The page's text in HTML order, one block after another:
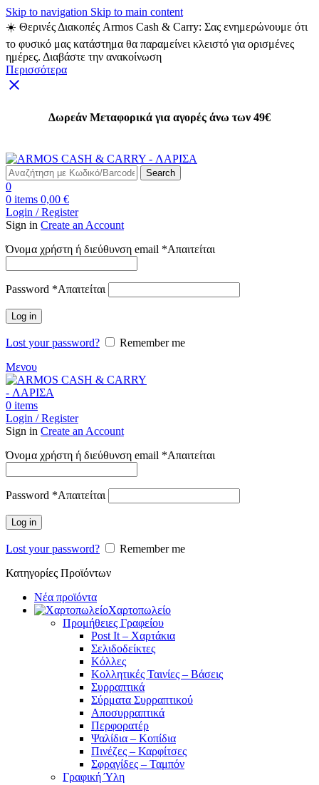
Skip to navigation Skip to main content
☀️ Θερινές Διακοπές Armos Cash & Carry: Σας ενημερώνουμε ότι
το φυσικό μας κατάστημα θα παραμείνει κλειστό για ορισμένες
ημέρες. Διαβάστε την ανακοίνωση
Περισσότερα
Δωρεάν Μεταφορικά για αγορές άνω των 49€
Search
0
0 items 0,00 €
Login / Register
Sign in Create an Account
Όνομα χρήστη ή διεύθυνση email *Απαιτείται
Password *Απαιτείται
Log in
Lost your password?
Remember me
Μενου
0 items
Login / Register
Sign in Create an Account
Όνομα χρήστη ή διεύθυνση email *Απαιτείται
Password *Απαιτείται
Log in
Lost your password?
Remember me
Κατηγορίες Προϊόντων
Νέα προϊόντα
Χαρτοπωλείο
Προμήθειες Γραφείου
Post It – Χαρτάκια
Σελιδοδείκτες
Κόλλες
Κολλητικές Ταινίες – Βάσεις
Συρραπτικά
Σύρματα Συρραπτικού
Αποσυρραπτικά
Περφορατέρ
Ψαλίδια – Κοπίδια
Πινέζες – Καρφίτσες
Σφραγίδες – Ταμπόν
Γραφική Ύλη